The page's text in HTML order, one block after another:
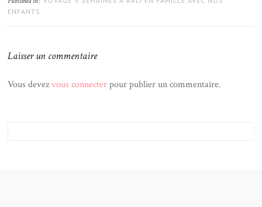
ENFANTS
Laisser un commentaire
Vous devezvous connecterpour publier un commentaire.